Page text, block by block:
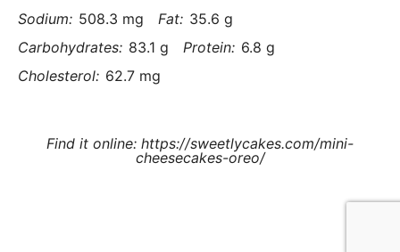
Sodium: 508.3 mg Fat: 35.6 g
Carbohydrates: 83.1 g Protein: 6.8 g
Cholesterol: 62.7 mg
Find it online: https://sweetlycakes.com/mini-
cheesecakes-oreo/